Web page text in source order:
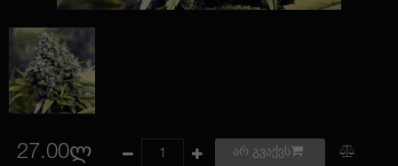
27.00ლ არ გვაქვს